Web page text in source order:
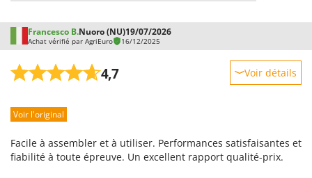
U
Udor
Unger
V
Vesco
W
Francesco B.Nuoro (NU)19/07/2026
Achat vérifié par AgriEuro 16/12/2025
4,7 Voir détails
Prestations
Qualité / Prix
Voir l'original
Facile à assembler et à utiliser. Performances satisfaisantes et
fiabilité à toute épreuve. Un excellent rapport qualité-prix.